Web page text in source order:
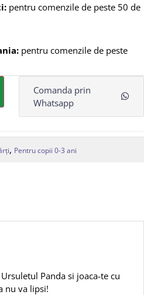
pentru comenzile de peste 50 de
pentru comenzile de peste
Comanda prin
Whatsapp
, Pentru copii 0-3 ani
Panda si joaca-te cu
nu va lipsi!